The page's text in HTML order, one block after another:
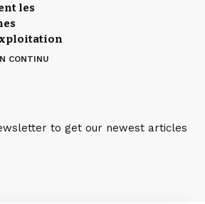
les
CONTINU
to get our newest articles